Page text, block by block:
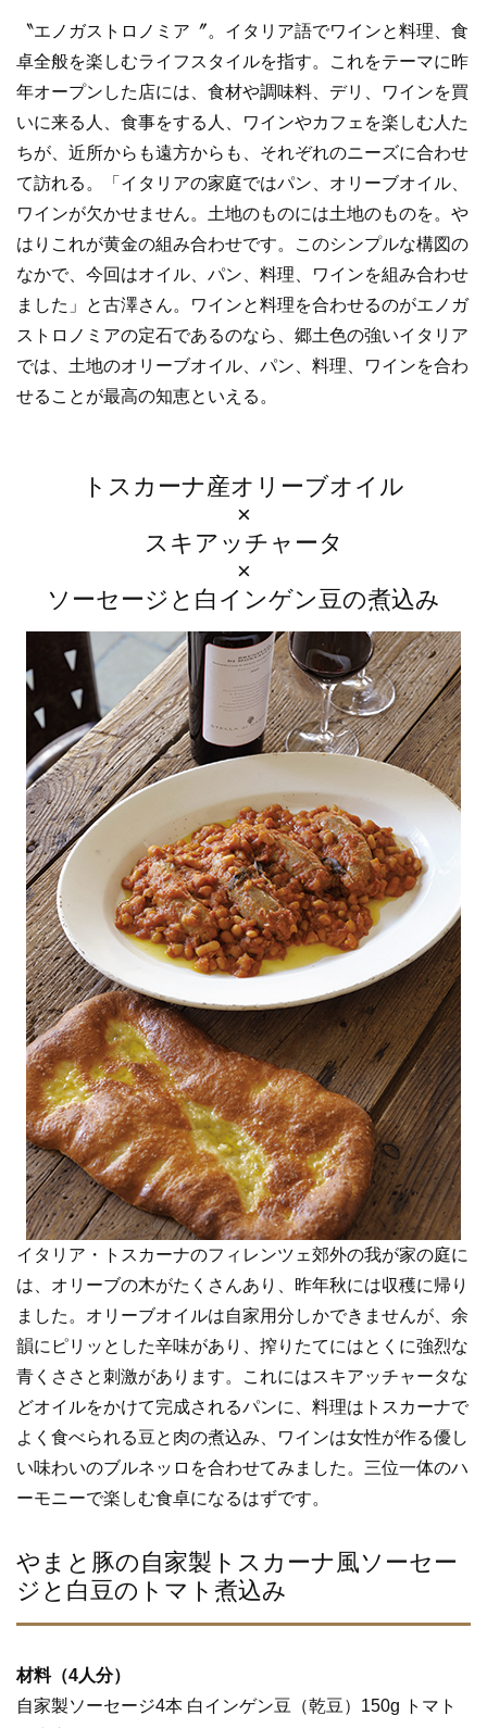
〝エノガストロノミア〞。イタリア語でワインと料理、食
卓全般を楽しむライフスタイルを指す。これをテーマに昨
年オープンした店には、食材や調味料、デリ、ワインを買
いに来る人、食事をする人、ワインやカフェを楽しむ人た
ちが、近所からも遠方からも、それぞれのニーズに合わせ
て訪れる。「イタリアの家庭ではパン、オリーブオイル、
ワインが欠かせません。土地のものには土地のものを。や
はりこれが黄金の組み合わせです。このシンプルな構図の
なかで、今回はオイル、パン、料理、ワインを組み合わせ
ました」と古澤さん。ワインと料理を合わせるのがエノガ
ストロノミアの定石であるのなら、郷土色の強いイタリア
では、土地のオリーブオイル、パン、料理、ワインを合わ
せることが最高の知恵といえる。
トスカーナ産オリーブオイル
×
スキアッチャータ
×
ソーセージと白インゲン豆の煮込み
イタリア・トスカーナのフィレンツェ郊外の我が家の庭に
は、オリーブの木がたくさんあり、昨年秋には収穫に帰り
ました。オリーブオイルは自家用分しかできませんが、余
韻にピリッとした辛味があり、搾りたてにはとくに強烈な
青くささと刺激があります。これにはスキアッチャータな
どオイルをかけて完成されるパンに、料理はトスカーナで
よく食べられる豆と肉の煮込み、ワインは女性が作る優し
い味わいのブルネッロを合わせてみました。三位一体のハ
ーモニーで楽しむ食卓になるはずです。
やまと豚の自家製トスカーナ風ソーセー
ジと白豆のトマト煮込み
材料（4人分）
自家製ソーセージ4本 白インゲン豆（乾豆）150g トマト